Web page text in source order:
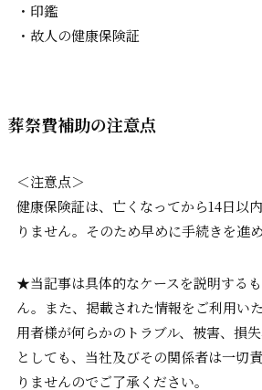
・印鑑
・故人の健康保険証
葬祭費補助の注意点
＜注意点＞
健康保険証は、亡くなってから14日以
りません。そのため早めに手続きを進め
★当記事は具体的なケースを説明する
ん。また、掲載された情報をご利用い
用者様が何らかのトラブル、被害、損
としても、当社及びその関係者は一切
りませんのでご了承ください。